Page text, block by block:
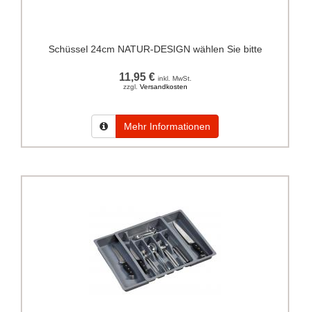
Schüssel 24cm NATUR-DESIGN wählen Sie bitte
11,95 € inkl. MwSt.
zzgl. Versandkosten
Mehr Informationen